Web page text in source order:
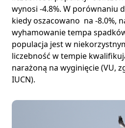
wynosi -4.8%. W porównaniu
kiedy oszacowano na -8.0%,
wyhamowanie tempa
populacja jest w
liczebność w tempie
narażoną na wyginięcie (VU,
IUCN).